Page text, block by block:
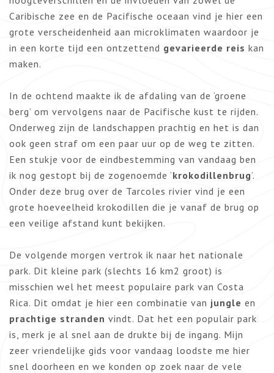
Caribische zee en de Pacifische oceaan vind je hier een
grote verscheidenheid aan microklimaten waardoor je
in een korte tijd een ontzettend gevarieerde reis kan
maken.
In de ochtend maakte ik de afdaling van de ‘groene
berg’ om vervolgens naar de Pacifische kust te rijden.
Onderweg zijn de landschappen prachtig en het is dan
ook geen straf om een paar uur op de weg te zitten.
Een stukje voor de eindbestemming van vandaag ben
ik nog gestopt bij de zogenoemde ‘krokodillenbrug’.
Onder deze brug over de Tarcoles rivier vind je een
grote hoeveelheid krokodillen die je vanaf de brug op
een veilige afstand kunt bekijken.
De volgende morgen vertrok ik naar het nationale
park. Dit kleine park (slechts 16 km2 groot) is
misschien wel het meest populaire park van Costa
Rica. Dit omdat je hier een combinatie van jungle en
prachtige stranden vindt. Dat het een populair park
is, merk je al snel aan de drukte bij de ingang. Mijn
zeer vriendelijke gids voor vandaag loodste me hier
snel doorheen en we konden op zoek naar de vele